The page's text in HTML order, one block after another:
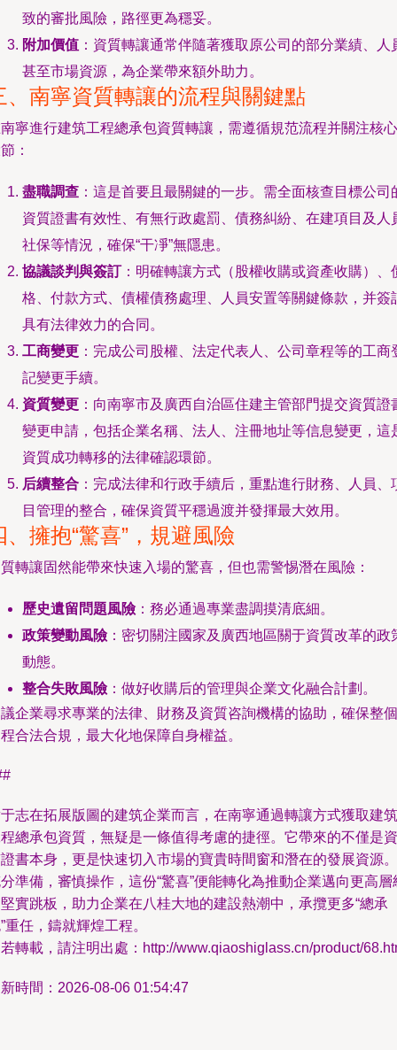
致的審批風險，路徑更為穩妥。
附加價值 ：資質轉讓通常伴隨著獲取原公司的部分業績、人
甚至市場資源，為企業帶來額外助力。
、南寧資質轉讓的流程與關鍵點
寧進行建筑工程總承包資質轉讓，需遵循規范流程并關注核心
：
盡職調查 ：這是首要且最關鍵的一步。需全面核查目標公司
資質證書有效性、有無行政處罰、債務糾紛、在建項目及人
社保等情況，確保“干凈”無隱患。
協議談判與簽訂：明確轉讓方式（股權收購或資產收購）、
格、付款方式、債權債務處理、人員安置等關鍵條款，并簽
具有法律效力的合同。
工商變更 ：完成公司股權、法定代表人、公司章程等的工商
記變更手續。
資質變更 ：向南寧市及廣西自治區住建主管部門提交資質證
變更申請，包括企業名稱、法人、注冊地址等信息變更，這
資質成功轉移的法律確認環節。
后續整合 ：完成法律和行政手續后，重點進行財務、人員、
目管理的整合，確保資質平穩過渡并發揮最大效用。
、擁抱“驚喜”，規避風險
轉讓固然能帶來快速入場的驚喜，但也需警惕潛在風險：
歷史遺留問題風險 ：務必通過專業盡調摸清底細。
政策變動風險 ：密切關注國家及廣西地區關于資質改革的政
動態。
整合失敗風險 ：做好收購后的管理與企業文化融合計劃。
企業尋求專業的法律、財務及資質咨詢機構的協助，確保整個
合法合規，最大化地保障自身權益。
志在拓展版圖的建筑企業而言，在南寧通過轉讓方式獲取建筑
總承包資質，無疑是一條值得考慮的捷徑。它帶來的不僅是資
書本身，更是快速切入市場的寶貴時間窗和潛在的發展資源。
準備，審慎操作，這份“驚喜”便能轉化為推動企業邁向更高層
實跳板，助力企業在八桂大地的建設熱潮中，承攬更多“總承
重任，鑄就輝煌工程。
轉載，請注明出處：http://www.qiaoshiglass.cn/product/
時間：2026-08-06 01:54:47